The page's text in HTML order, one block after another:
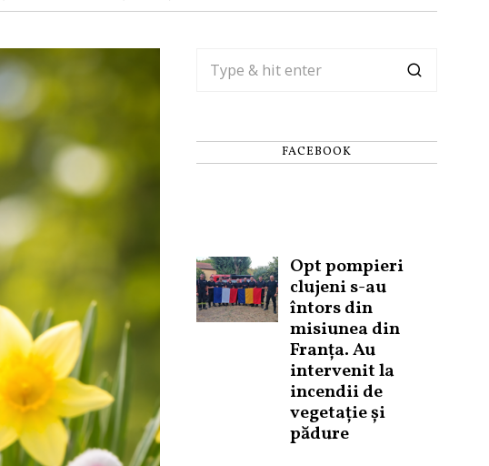
FACEBOOK
Opt pompieri
clujeni s-au
întors din
misiunea din
Franța. Au
intervenit la
incendii de
vegetație și
pădure